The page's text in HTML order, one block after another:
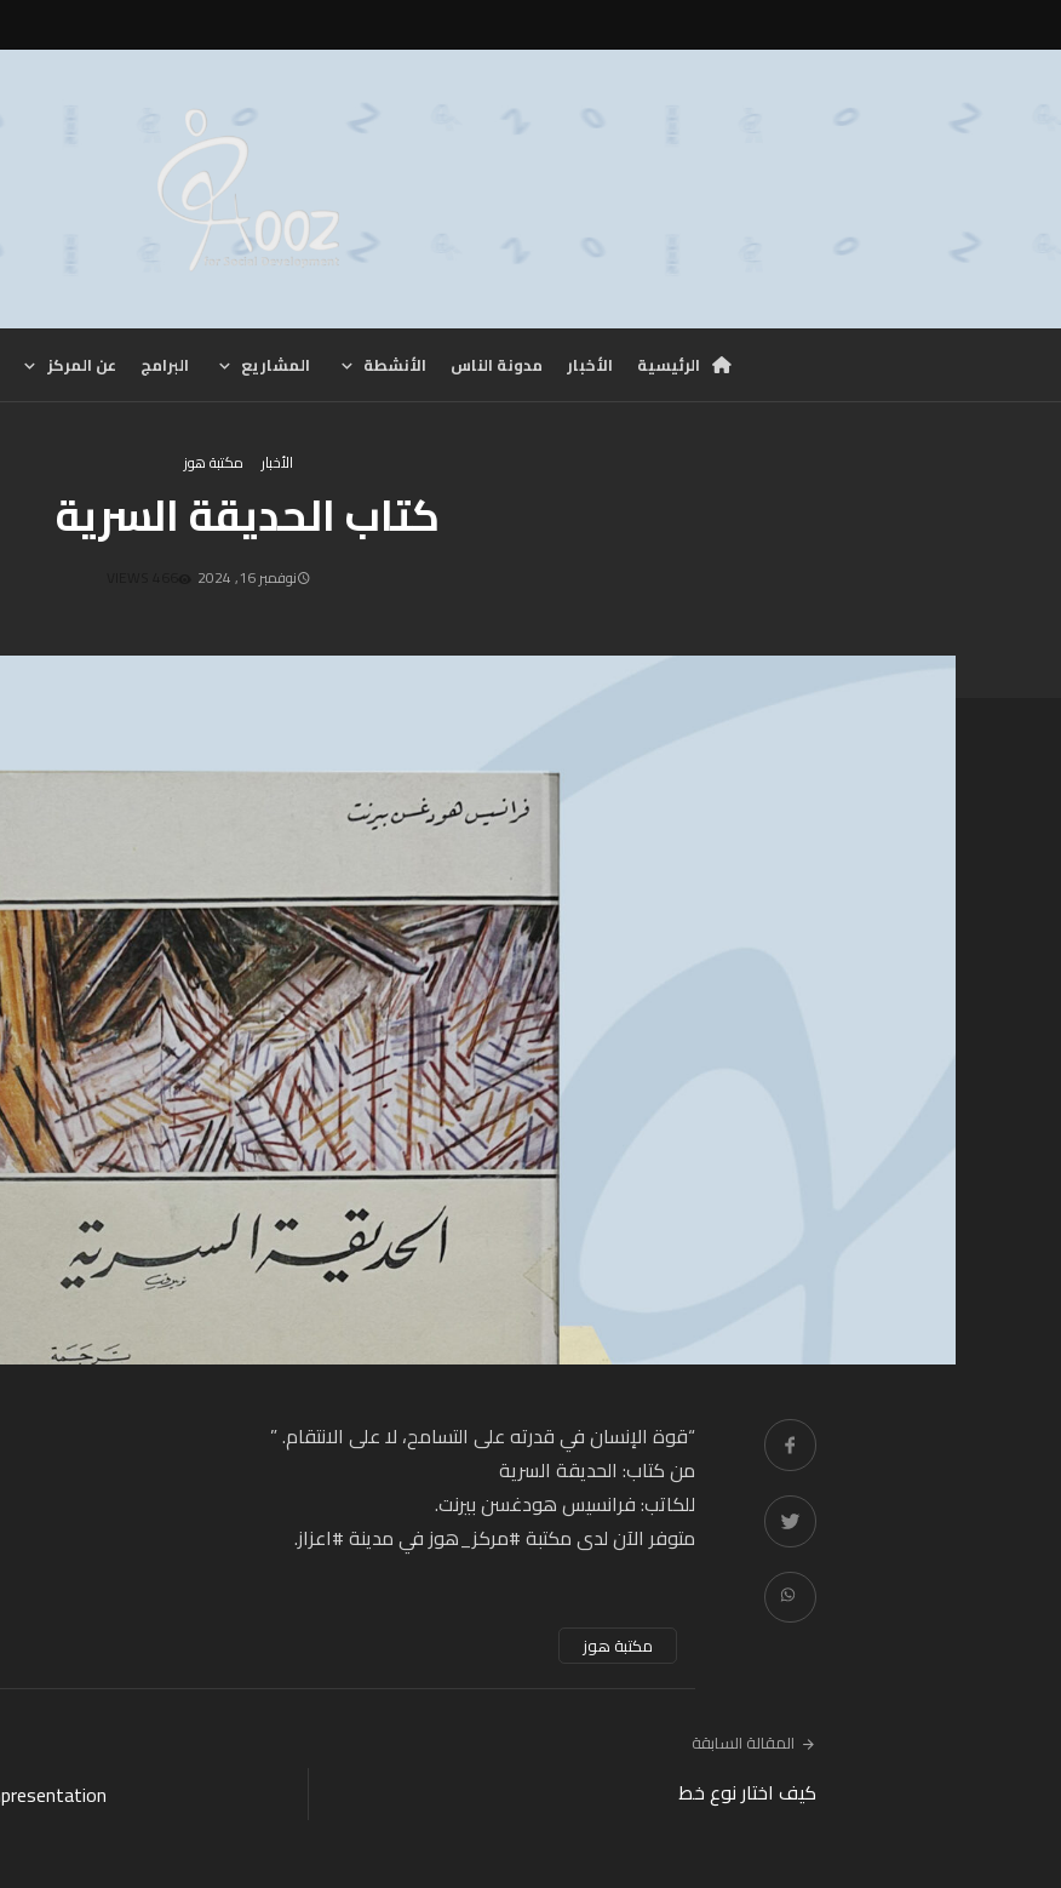
الرئيسية الأخبار مدونة الناس الأنشطة المشاريع البرامج عن المركز
الأخبار مكتبة هوز
كتاب الحديقة السرية
نوفمبر 16, 2024
“قوة الإنسان في قدرته على التسامح، لا على الانتقام. ”
من كتاب: الحديقة السرية
للكاتب: فرانسيس هودغسن بيرنت.
متوفر الآن لدى مكتبة#مركز_هوزفي مدينة#اعزاز.
مكتبة هوز
كيف اصمم عرض تقديميpresentation
المقالة السابقة
كيف اختار نوع خط